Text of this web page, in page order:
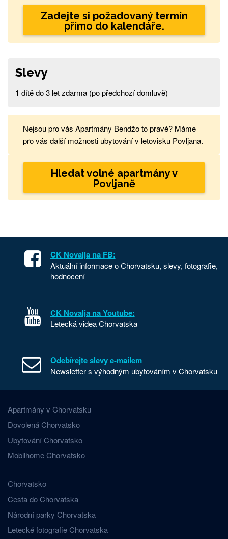
Zadejte si požadovaný termín
přímo do kalendáře.
Slevy
1 dítě do 3 let zdarma (po předchozí domluvě)
Nejsou pro vás Apartmány Bendžo to pravé? Máme
pro vás další možnosti ubytování v letovisku Povljana.
Hledat volné apartmány v
Povljaně
CK Novalja na FB:
Aktuální informace o Chorvatsku, slevy, fotografie,
hodnocení
CK Novalja na Youtube:
Letecká videa Chorvatska
Odebírejte slevy e-mailem
Newsletter s výhodným ubytováním v Chorvatsku
Apartmány v Chorvatsku
Dovolená Chorvatsko
Ubytování Chorvatsko
Mobilhome Chorvatsko
Chorvatsko
Cesta do Chorvatska
Národní parky Chorvatska
Letecké fotografie Chorvatska